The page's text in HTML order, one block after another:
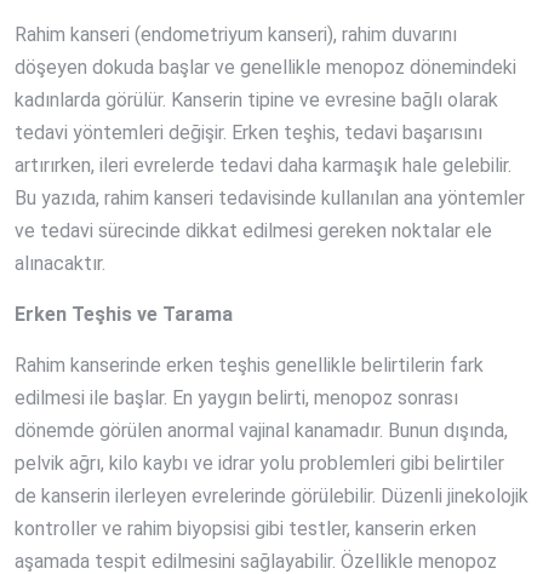
Rahim kanseri (endometriyum kanseri), rahim duvarını
döşeyen dokuda başlar ve genellikle menopoz dönemindeki
kadınlarda görülür. Kanserin tipine ve evresine bağlı olarak
tedavi yöntemleri değişir. Erken teşhis, tedavi başarısını
artırırken, ileri evrelerde tedavi daha karmaşık hale gelebilir.
Bu yazıda, rahim kanseri tedavisinde kullanılan ana yöntemler
ve tedavi sürecinde dikkat edilmesi gereken noktalar ele
alınacaktır.
Erken Teşhis ve Tarama
Rahim kanserinde erken teşhis genellikle belirtilerin fark
edilmesi ile başlar. En yaygın belirti, menopoz sonrası
dönemde görülen anormal vajinal kanamadır. Bunun dışında,
pelvik ağrı, kilo kaybı ve idrar yolu problemleri gibi belirtiler
de kanserin ilerleyen evrelerinde görülebilir. Düzenli jinekolojik
kontroller ve rahim biyopsisi gibi testler, kanserin erken
aşamada tespit edilmesini sağlayabilir. Özellikle menopoz